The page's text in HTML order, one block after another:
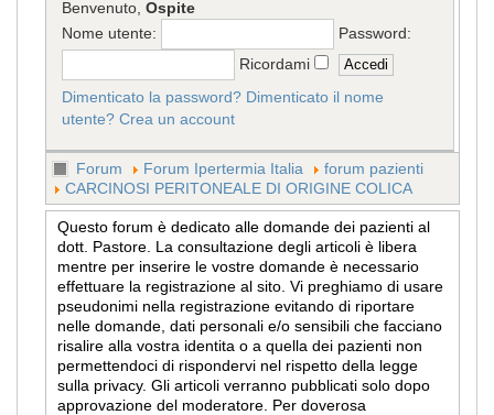
Benvenuto,Ospite
Nome utente:
Password:
Ricordami
Dimenticato la password? Dimenticato il nome
utente? Crea un account
Forum Forum Ipertermia Italia
forum pazienti
CARCINOSI PERITONEALE DI ORIGINE COLICA
Questo forum è dedicato alle domande dei pazienti al
dott. Pastore. La consultazione degli articoli è libera
mentre per inserire le vostre domande è necessario
effettuare la registrazione al sito. Vi preghiamo di usare
pseudonimi nella registrazione evitando di riportare
nelle domande, dati personali e/o sensibili che facciano
risalire alla vostra identita o a quella dei pazienti non
permettendoci di rispondervi nel rispetto della legge
sulla privacy. Gli articoli verranno pubblicati solo dopo
approvazione del moderatore. Per doverosa